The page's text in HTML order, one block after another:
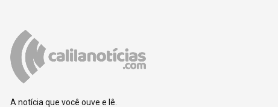
A notícia que você ouve e lê.